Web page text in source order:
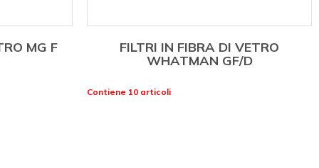
MG F
FILTRI IN FIBRA DI VETRO
WHATMAN GF/D
Contiene 10 articoli